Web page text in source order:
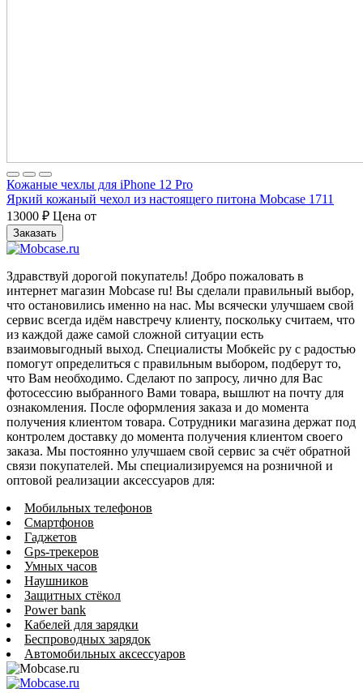
Кожаные чехлы для iPhone 12 Pro
Яркий кожаный чехол из настоящего питона Mobcase 1711
13000 ₽ Цена от
Заказать
Здравствуй дорогой покупатель! Добро пожаловать в
интернет магазин Mobcase ru! Вы сделали правильный выбор,
что остановились именно на нас. Мы всячески улучшаем свой
сервис всегда идём навстречу клиенту, поскольку считаем, что
из каждой даже самой сложной ситуации есть
взаимовыгодный выход. Специалисты Мобкейс ру с радостью
помогут определиться с правильным выбором, подберут то,
что Вам необходимо. Сделают по запросу, лично для Вас
фотосессию выбранного Вами товара, вышлют на почту для
ознакомления. После оформления заказа и до момента
получения клиентом товара. Сотрудники магазина держат под
контролем доставку до момента получения клиентом своего
заказа. Мы постоянно улучшаем свой сервис за счёт обратной
связи покупателей. Мы специализируемся на розничной и
оптовой реализации аксессуаров для:
Мобильных телефонов
Смартфонов
Гаджетов
Gps-трекеров
Умных часов
Наушников
Защитных стёкол
Power bank
Кабелей для зарядки
Беспроводных зарядок
Автомобильных аксессуаров